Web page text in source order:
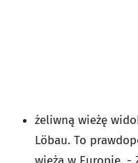
żeliwną wieżę
Löbau. To